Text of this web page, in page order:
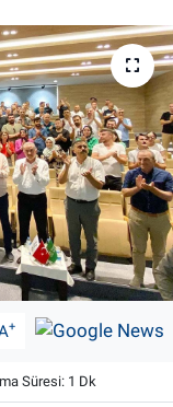
+
Süresi: 1 Dk